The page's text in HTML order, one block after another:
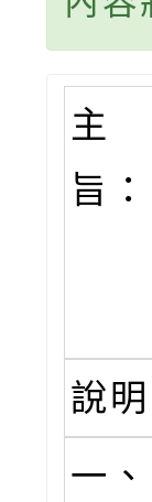
主
旨：
說明
一、